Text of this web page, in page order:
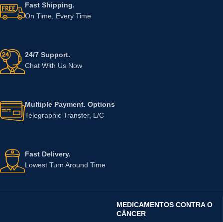
Fast Shipping.
On Time, Every Time
24/7 Support.
Chat With Us Now
Multiple Payment. Options
Telegraphic Transfer, L/C
Fast Delivery.
Lowest Turn Around Time
MEDICAMENTOS CONTRA O
CÂNCER